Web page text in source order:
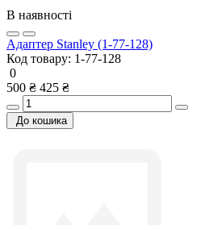
В наявності
Адаптер Stanley (1-77-128)
Код товару: 1-77-128
0
500 ₴ 425 ₴
До кошика